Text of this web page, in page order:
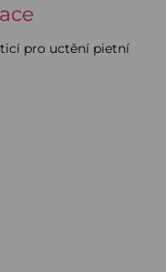
pro uctění pietní